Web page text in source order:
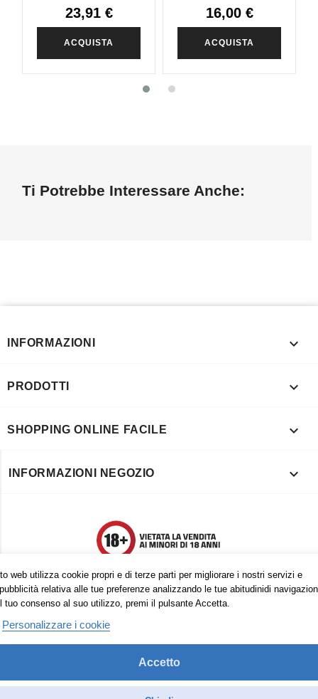
20ml
23,91 €
ACQUISTA
20ml
16,00 €
ACQUISTA
Ti Potrebbe Interessare Anche:
web utilizza cookie propri e di terze parti per migliorare i nostri servizi e
relativa alle tue preferenze analizzando le tue abitudinidi
tuo consenso al suo utilizzo, premi il pulsante Accetta.
Personalizzare i cookie
Accetto
INFORMAZIONI 
PRODOTTI 
SHOPPING ONLINE FACILE 
INFORMAZIONI NEGOZIO 
Trovaci anche su: